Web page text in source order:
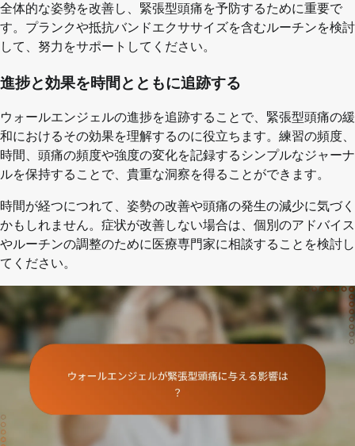
全体的な姿勢を改善し、緊張型頭痛を予防するために重要で
す。プランクや抵抗バンドエクササイズを含むルーチンを検討
して、努力をサポートしてください。
進捗と効果を時間とともに追跡する
ウォールエンジェルの進捗を追跡することで、緊張型頭痛の緩
和におけるその効果を理解するのに役立ちます。練習の頻度、
時間、頭痛の頻度や強度の変化を記録するシンプルなジャーナ
ルを保持することで、貴重な洞察を得ることができます。
時間が経つにつれて、姿勢の改善や頭痛の発生の減少に気づく
かもしれません。症状が改善しない場合は、個別のアドバイス
やルーチンの調整のために医療専門家に相談することを検討し
てください。